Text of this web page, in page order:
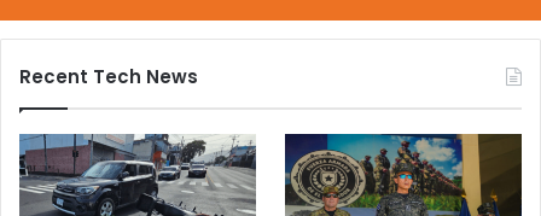
Recent Tech News